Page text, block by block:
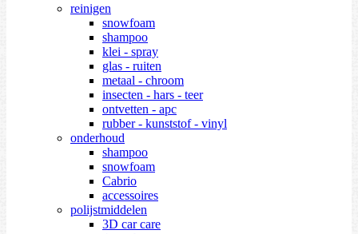
reinigen
snowfoam
shampoo
klei - spray
glas - ruiten
metaal - chroom
insecten - hars - teer
ontvetten - apc
rubber - kunststof - vinyl
onderhoud
shampoo
snowfoam
Cabrio
accessoires
polijstmiddelen
3D car care